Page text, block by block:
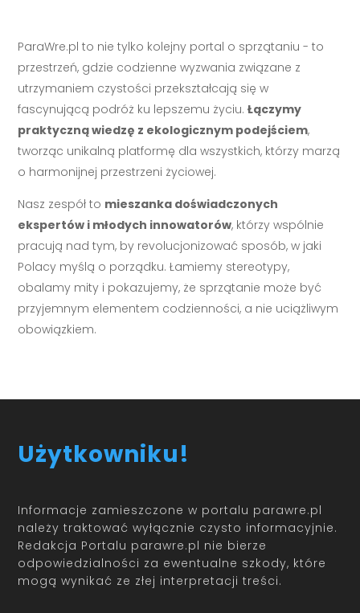
ParaWre.pl to nie tylko kolejny portal o sprzątaniu - to
przestrzeń, gdzie codzienne wyzwania związane z
utrzymaniem czystości przekształcają się w
fascynującą podróż ku lepszemu życiu.Łączymy
praktyczną wiedzę z ekologicznym podejściem,
tworząc unikalną platformę dla wszystkich, którzy marzą
o harmonijnej przestrzeni życiowej.
Nasz zespół to mieszanka doświadczonych
ekspertów i młodych innowatorów, którzy wspólnie
pracują nad tym, by revolucjonizować sposób, w jaki
Polacy myślą o porządku. Łamiemy stereotypy,
obalamy mity i pokazujemy, że sprzątanie może być
przyjemnym elementem codzienności, a nie uciążliwym
obowiązkiem.
Użytkowniku!
Informacje zamieszczone w portalu parawre.pl
należy traktować wyłącznie czysto informacyjnie.
Redakcja Portalu parawre.pl nie bierze
odpowiedzialności za ewentualne szkody, które
mogą wynikać ze złej interpretacji treści.